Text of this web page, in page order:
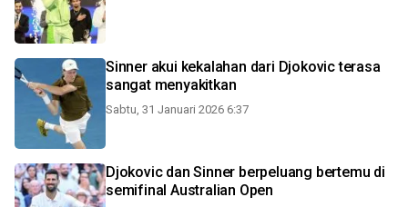
Sinner akui kekalahan dari Djokovic terasa
sangat menyakitkan
Sabtu, 31 Januari 2026 6:37
Djokovic dan Sinner berpeluang bertemu di
semifinal Australian Open